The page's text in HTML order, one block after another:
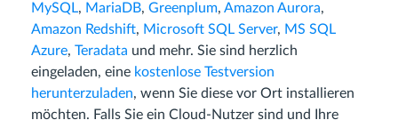
MySQL, MariaDB, Greenplum, Amazon Aurora,
Amazon Redshift, Microsoft SQL Server, MS SQL
Azure, Teradata und mehr. Sie sind herzlich
eingeladen, eine kostenlose Testversion
herunterzuladen, wenn Sie diese vor Ort installieren
möchten. Falls Sie ein Cloud-Nutzer sind und Ihre